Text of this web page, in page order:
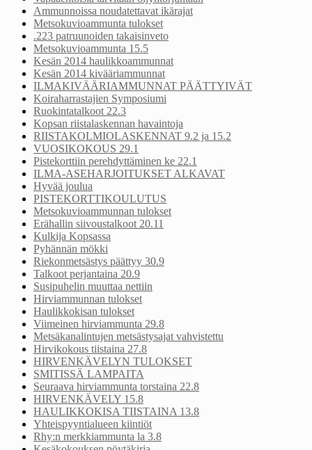
Ammunnoissa noudatettavat ikärajat
Metsokuvioammunta tulokset
.223 patruunoiden takaisinveto
Metsokuvioammunta 15.5
Kesän 2014 haulikkoammunnat
Kesän 2014 kivääriammunnat
ILMAKIVÄÄRIAMMUNNAT PÄÄTTYIVÄT
Koiraharrastajien Symposiumi
Ruokintatalkoot 22.3
Kopsan riistalaskennan havaintoja
RIISTAKOLMIOLASKENNAT 9.2 ja 15.2
VUOSIKOKOUS 29.1
Pistekorttiin perehdyttäminen ke 22.1
ILMA-ASEHARJOITUKSET ALKAVAT
Hyvää joulua
PISTEKORTTIKOULUTUS
Metsokuvioammunnan tulokset
Erähallin siivoustalkoot 20.11
Kulkija Kopsassa
Pyhännän mökki
Riekonmetsästys päättyy 30.9
Talkoot perjantaina 20.9
Susipuhelin muuttaa nettiin
Hirviammunnan tulokset
Haulikkokisan tulokset
Viimeinen hirviammunta 29.8
Metsäkanalintujen metsästysajat vahvistettu
Hirvikokous tiistaina 27.8
HIRVENKÄVELYN TULOKSET
SMITISSÄ LAMPAITA
Seuraava hirviammunta torstaina 22.8
HIRVENKÄVELY 15.8
HAULIKKOKISA TIISTAINA 13.8
Yhteispyyntialueen kiintiöt
Rhy:n merkkiammunta la 3.8